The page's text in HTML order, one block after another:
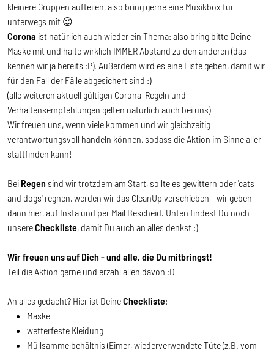
kleinere Gruppen aufteilen, also bring gerne eine Musikbox für
unterwegs mit 😉
Corona ist natürlich auch wieder ein Thema: also bring bitte Deine
Maske mit und halte wirklich IMMER Abstand zu den anderen (das
kennen wir ja bereits ;P). Außerdem wird es eine Liste geben, damit wir
für den Fall der Fälle abgesichert sind :)
(alle weiteren aktuell gültigen Corona-Regeln und
Verhaltensempfehlungen gelten natürlich auch bei uns)
Wir freuen uns, wenn viele kommen und wir gleichzeitig
verantwortungsvoll handeln können, sodass die Aktion im Sinne aller
stattfinden kann!
Bei Regen sind wir trotzdem am Start, sollte es gewittern oder 'cats
and dogs' regnen, werden wir das CleanUp verschieben - wir geben
dann hier, auf Insta und per Mail Bescheid. Unten findest Du noch
unsereCheckliste, damit Du auch an alles denkst :)
Wir freuen uns auf Dich - und alle, die Du mitbringst!
Teil die Aktion gerne und erzähl allen davon ;D
An alles gedacht? Hier ist DeineCheckliste:
Maske
wetterfeste Kleidung
Müllsammelbehältnis (Eimer, wiederverwendete Tüte (z.B. vom